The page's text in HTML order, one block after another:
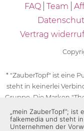
FAQ Team
Vertrag
* "ZauberTopf" ist eine
steht in keinerlei
Gruppe. Die Marken
des "Thermomix®"
der Vorwerk-Gruppe.
„mein ZauberTopf”; ist
falkemedia und steht
Unternehmen der